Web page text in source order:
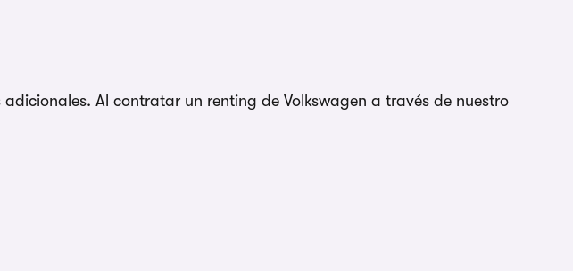
Al contratar un renting de Volkswagen a través de nuestro